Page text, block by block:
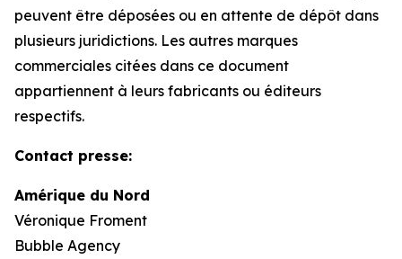
peuvent être déposées ou en attente de dépôt dans
plusieurs juridictions. Les autres marques
commerciales citées dans ce document
appartiennent à leurs fabricants ou éditeurs
respectifs.
Contact presse:
Amérique du Nord
Véronique Froment
Bubble Agency